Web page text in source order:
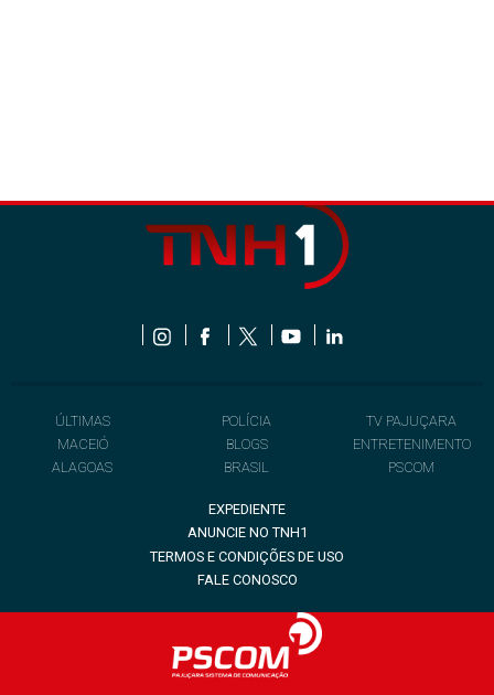
ÚLTIMAS
MACEIÓ
ALAGOAS
POLÍCIA
BLOGS
BRASIL
TV PAJUÇARA
ENTRETENIMENTO
PSCOM
EXPEDIENTE
ANUNCIE NO TNH1
TERMOS E CONDIÇÕES DE USO
FALE CONOSCO